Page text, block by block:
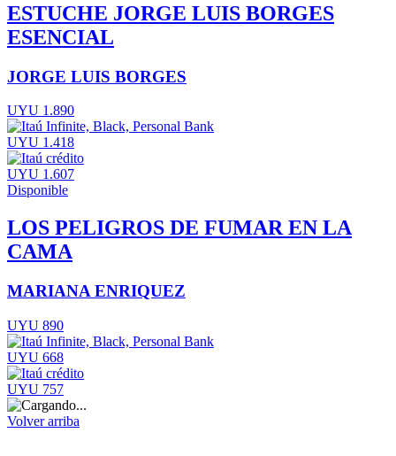
ESTUCHE JORGE LUIS BORGES
ESENCIAL
JORGE LUIS BORGES
UYU 1.890
UYU 1.418
UYU 1.607
Disponible
LOS PELIGROS DE FUMAR EN LA
CAMA
MARIANA ENRIQUEZ
UYU 890
UYU 668
UYU 757
Volver arriba